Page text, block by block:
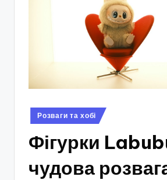
Опубліковано
у
Розваги та хобі
Фігурки
чудова